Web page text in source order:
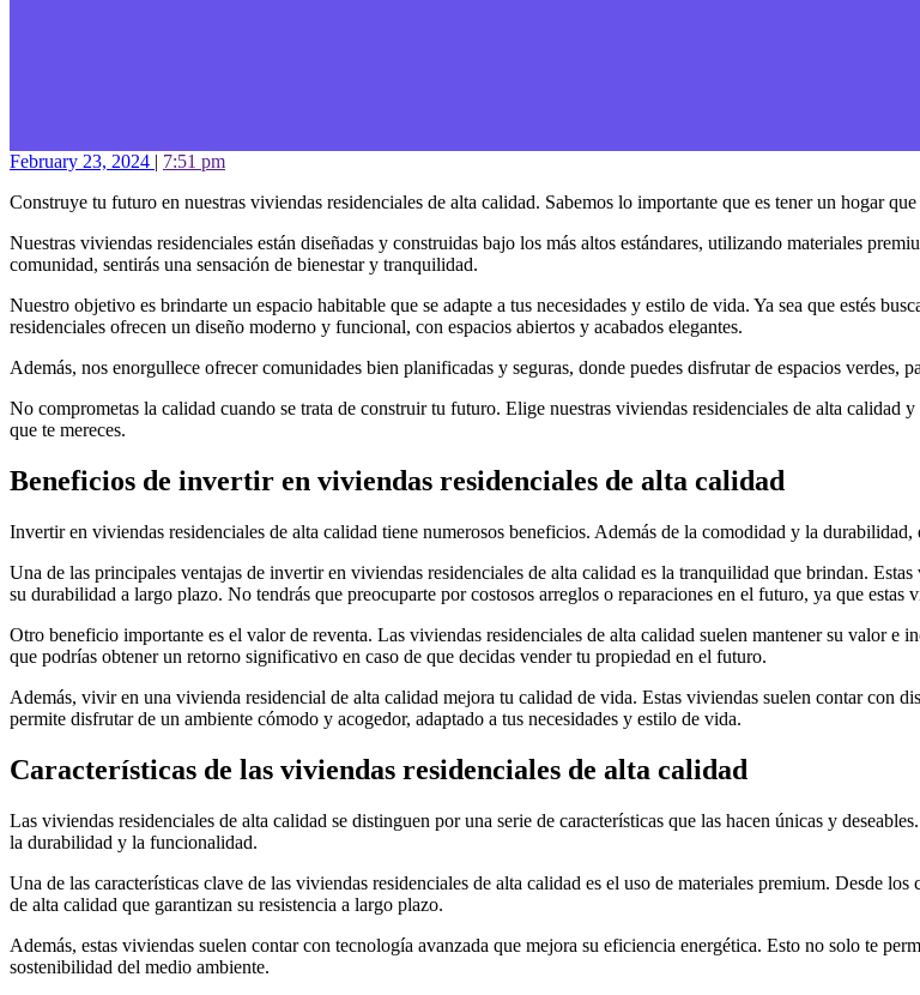
February 23, 2024 | 7:51 pm
Construye tu futuro en nuestras viviendas residenciales de alta calidad. Sabemos lo importante que es tener un hogar
Nuestras viviendas residenciales están diseñadas y construidas bajo los más altos estándares, utilizando materiales
comunidad, sentirás una sensación de bienestar y tranquilidad.
Nuestro objetivo es brindarte un espacio habitable que se adapte a tus necesidades y estilo de vida. Ya sea que estés
residenciales ofrecen un diseño moderno y funcional, con espacios abiertos y acabados elegantes.
Además, nos enorgullece ofrecer comunidades bien planificadas y seguras, donde puedes disfrutar de espacios verdes,
No comprometas la calidad cuando se trata de construir tu futuro. Elige nuestras viviendas residenciales de alta
que te mereces.
Beneficios de invertir en viviendas residenciales de alta calidad
Invertir en viviendas residenciales de alta calidad tiene numerosos beneficios. Además de la comodidad y la
Una de las principales ventajas de invertir en viviendas residenciales de alta calidad es la tranquilidad que brindan.
su durabilidad a largo plazo. No tendrás que preocuparte por costosos arreglos o reparaciones en el futuro, ya que estas
Otro beneficio importante es el valor de reventa. Las viviendas residenciales de alta calidad suelen mantener su valor
que podrías obtener un retorno significativo en caso de que decidas vender tu propiedad en el futuro.
Además, vivir en una vivienda residencial de alta calidad mejora tu calidad de vida. Estas viviendas suelen contar con
permite disfrutar de un ambiente cómodo y acogedor, adaptado a tus necesidades y estilo de vida.
Características de las viviendas residenciales de alta calidad
Las viviendas residenciales de alta calidad se distinguen por una serie de características que las hacen únicas y
la durabilidad y la funcionalidad.
Una de las características clave de las viviendas residenciales de alta calidad es el uso de materiales premium. Desde
de alta calidad que garantizan su resistencia a largo plazo.
Además, estas viviendas suelen contar con tecnología avanzada que mejora su eficiencia energética. Esto no solo te
sostenibilidad del medio ambiente.